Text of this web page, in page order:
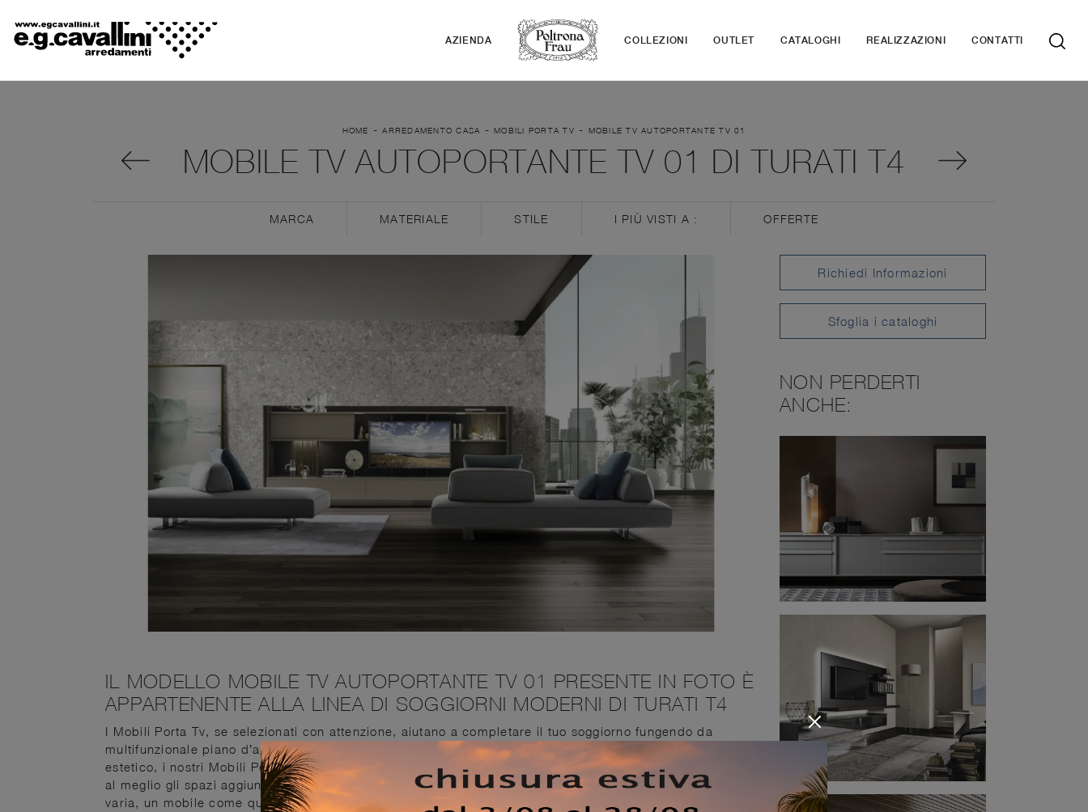
AZIENDA COLLEZIONI OUTLET CATALOGHI REALIZZAZIONI CONTATTI
HOME -ARREDAMENTO CASA - MOBILI PORTA TV - MOBILE TV AUTOPORTANTE TV 01
MOBILE TV AUTOPORTANTE TV 01 DI TURATI T4
MARCA MATERIALE STILE I PIÙ VISTI A : OFFERTE
IL MODELLO MOBILE TV AUTOPORTANTE TV 01 PRESENTE IN FOTO È
APPARTENENTE ALLA LINEA DI SOGGIORNI MODERNI DI TURATI T4
I Mobili Porta Tv, se selezionati con attenzione, aiutano a completare il tuo soggiorno fungendo da
multifunzionale piano d’appoggio per oggettistica varia, per la TV e quant'altro. Utili e di grande valore
estetico, i nostri Mobili Porta Tv Turati T4 in laccato opaco per ambienti moderni sapranno organizzare
al meglio gli spazi aggiungendo valore. Che tu desideri riporci la televisione, libri nonché oggettistica
varia, un mobile come quello mostrato in foto saprà personalizzare i locali interni impreziosendoli. Il
Richiedi Informazioni
Sfoglia i cataloghi
NON PERDERTI
ANCHE: